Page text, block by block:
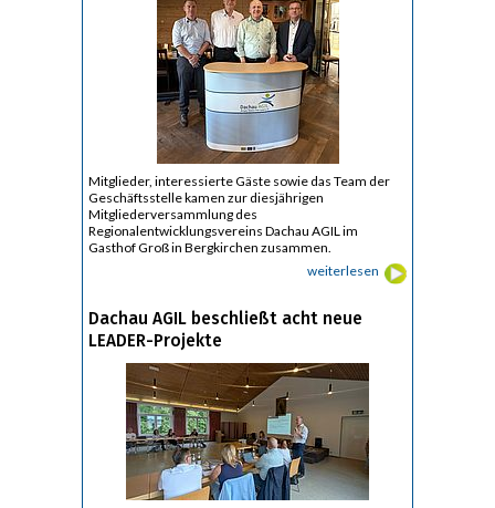
Mitglieder, interessierte Gäste sowie das Team der
Geschäftsstelle kamen zur diesjährigen
Mitgliederversammlung des
Regionalentwicklungsvereins Dachau AGIL im
Gasthof Groß in Bergkirchen zusammen.
weiterlesen
Dachau AGIL beschließt acht neue
LEADER-Projekte